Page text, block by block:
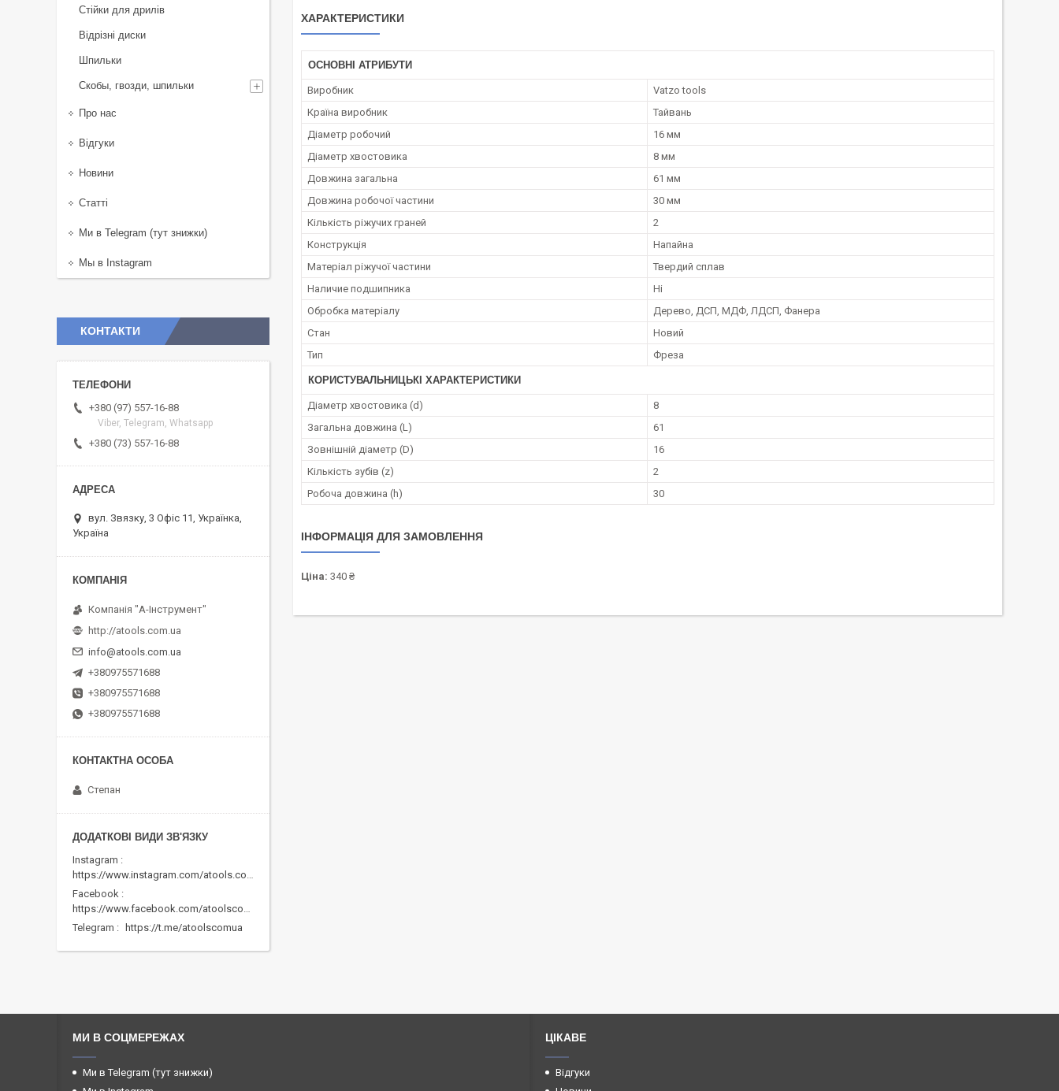
ХАРАКТЕРИСТИКИ
ОСНОВНІ АТРИБУТИ
Виробник
Vatzo tools
Країна виробник
Тайвань
Діаметр робочий
16 мм
Діаметр хвостовика
8 мм
Довжина загальна
61 мм
Довжина робочої частини
30 мм
Кількість ріжучих граней
2
Конструкція
Напайна
Матеріал ріжучої частини
Твердий сплав
Наличие подшипника
Ні
Обробка матеріалу
Дерево, ДСП, МДФ, ЛДСП, Фанера
Стан
Новий
Тип
Фреза
КОРИСТУВАЛЬНИЦЬКІ ХАРАКТЕРИСТИКИ
Діаметр хвостовика (d)
8
Загальна довжина (L)
61
Зовнішній діаметр (D)
16
Кількість зубів (z)
2
Робоча довжина (h)
30
ІНФОРМАЦІЯ ДЛЯ ЗАМОВЛЕННЯ
Ціна: 340 ₴
Стійки для дрилів
Відрізні диски
Шпильки
Скобы, гвозди, шпильки
Про нас
Відгуки
Новини
Статті
Ми в Telegram (тут знижки)
Мы в Instagram
КОНТАКТИ
+380 (97) 557-16-88
Viber, Telegram, Whatsapp
+380 (73) 557-16-88
вул. Звязку, 3 Офіс 11, Українка,
Україна
Компанія "А-Інструмент"
http://atools.com.ua
info@atools.com.ua
+380975571688
+380975571688
+380975571688
Степан
Instagram
https://www.instagram.com/atools.com.ua/
Facebook
https://www.facebook.com/atoolscomua/
Telegram
https://t.me/atoolscomua
МИ В СОЦМЕРЕЖАХ
Ми в Telegram (тут знижки)
ЦІКАВЕ
Відгуки